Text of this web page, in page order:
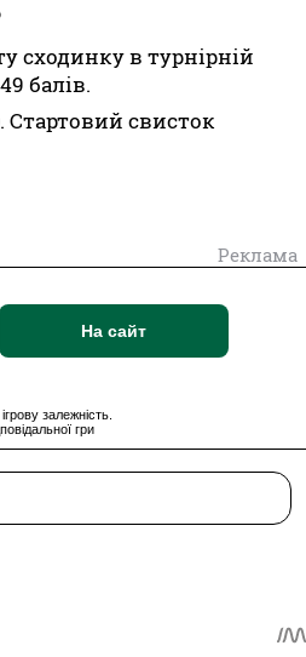
сходинку в турнірній
балів.
Стартовий свисток
Реклама
На сайт
залежність.
гри